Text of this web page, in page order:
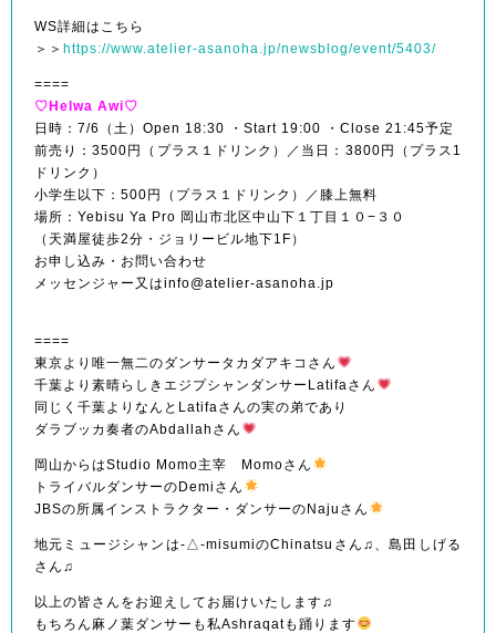
WS詳細はこちら
＞＞ https://www.atelier-asanoha.jp/newsblog/event/5403/
====
♡Helwa Awi♡
日時：7/6（土）Open 18:30 ・Start 19:00 ・Close 21:45予定
前売り：3500円（プラス１ドリンク）／当日：3800円（プラス1
ドリンク）
小学生以下：500円（プラス１ドリンク）／膝上無料
場所：Yebisu Ya Pro 岡山市北区中山下１丁目１０−３０
（天満屋徒歩2分・ジョリービル地下1F）
お申し込み・お問い合わせ
メッセンジャー又はinfo@atelier-asanoha.jp
====
東京より唯一無二のダンサータカダアキコさん
千葉より素晴らしきエジプシャンダンサーLatifaさん
同じく千葉よりなんとLatifaさんの実の弟であり
ダラブッカ奏者のAbdallahさん
岡山からはStudio Momo主宰 Momoさん
トライバルダンサーのDemiさん
JBSの所属インストラクター・ダンサーのNajuさん
地元ミュージシャンは-△-misumiのChinatsuさん♫、島田しげる
さん♫
以上の皆さんをお迎えしてお届けいたします♫
もちろん麻ノ葉ダンサーも私Ashraqatも踊ります